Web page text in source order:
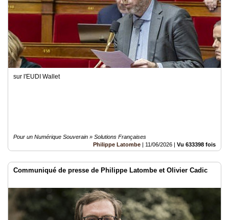
sur l'EUDI Wallet
Pour un Numérique Souverain » Solutions Françaises
Philippe Latombe | 11/06/2026 | Vu 633398 fois
Communiqué de presse de Philippe Latombe et Olivier Cadic